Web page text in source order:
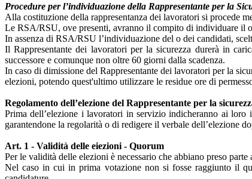
Procedure per l’individuazione della Rappresentante per la
Alla costituzione della rappresentanza dei lavoratori si procede
Le RSA/RSU, ove presenti, avranno il compito di individuare il
In assenza di RSA/RSU l’individuazione del o dei candidati,
Il Rappresentante dei lavoratori per la sicurezza durerà in
successore e comunque non oltre 60 giorni dalla scadenza.
In caso di dimissione del Rappresentante dei lavoratori per la
elezioni, potendo quest'ultimo utilizzare le residue ore di
Regolamento dell’elezione del Rappresentante per la
Prima dell’elezione i lavoratori in servizio indicheranno ai
garantendone la regolarità o di redigere il verbale dell’elezione
Art. 1 - Validità delle eiezioni - Quorum
Per le validità delle elezioni è necessario che abbiano preso
Nel caso in cui in prima votazione non si fosse raggiunto il